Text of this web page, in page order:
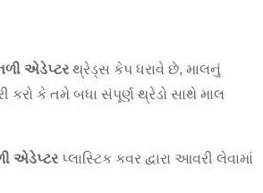
એડેપ્ટરથ્રેડ્સ કેપ ધરાવે છે, માલનું
કરો કે તમે બધા સંપૂર્ણ થ્રેડો સાથે માલ
એડેપ્ટરપ્લાસ્ટિક કવર દ્વારા આવરી લેવામાં